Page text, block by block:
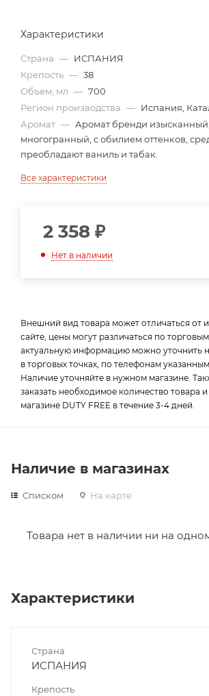
Характеристики
Страна — ИСПАНИЯ
Крепость — 38
Объем, мл — 700
Регион производства — Испания,
Аромат — Аромат бренди
многогранный, с обилием оттенков,
преобладают ваниль и табак.
Все характеристики
2 358 ₽
Нет в наличии
Внешний вид товара может отличаться от
сайте, цены могут различаться по
актуальную информацию можно уточнить
в торговых точках, по телефонам указанным
Наличие уточняйте в нужном магазине.
заказать необходимое количество товара и
магазине DUTY FREE в течение 3-4 дней.
Наличие в магазинах
Списком На карте
Товара нет в наличии ни на
Характеристики
Страна
ИСПАНИЯ
Крепость